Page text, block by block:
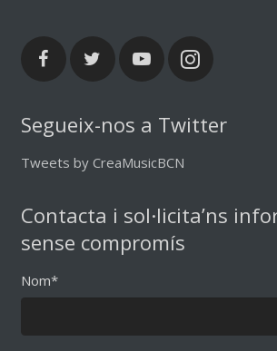
Segueix-nos a Twitter
Tweets by CreaMusicBCN
Contacta i sol·licita’ns
sense compromís
Nom*